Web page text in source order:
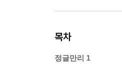
목차
정글만리 1